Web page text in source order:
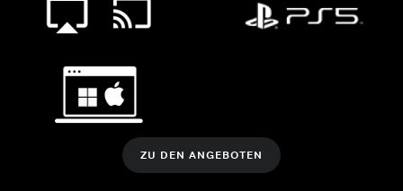
ZU DEN ANGEBOTEN